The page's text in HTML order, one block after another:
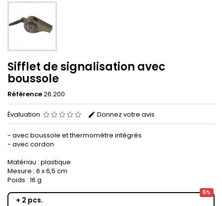
Sifflet de signalisation avec
boussole
Référence26.200
Évaluation Donnez votre avis
- avec boussole et thermomètre intégrés
- avec cordon
Matériau : plastique
Mesure : 6 x 6,5 cm
Poids : 16 g
5%
+ 2 pcs.